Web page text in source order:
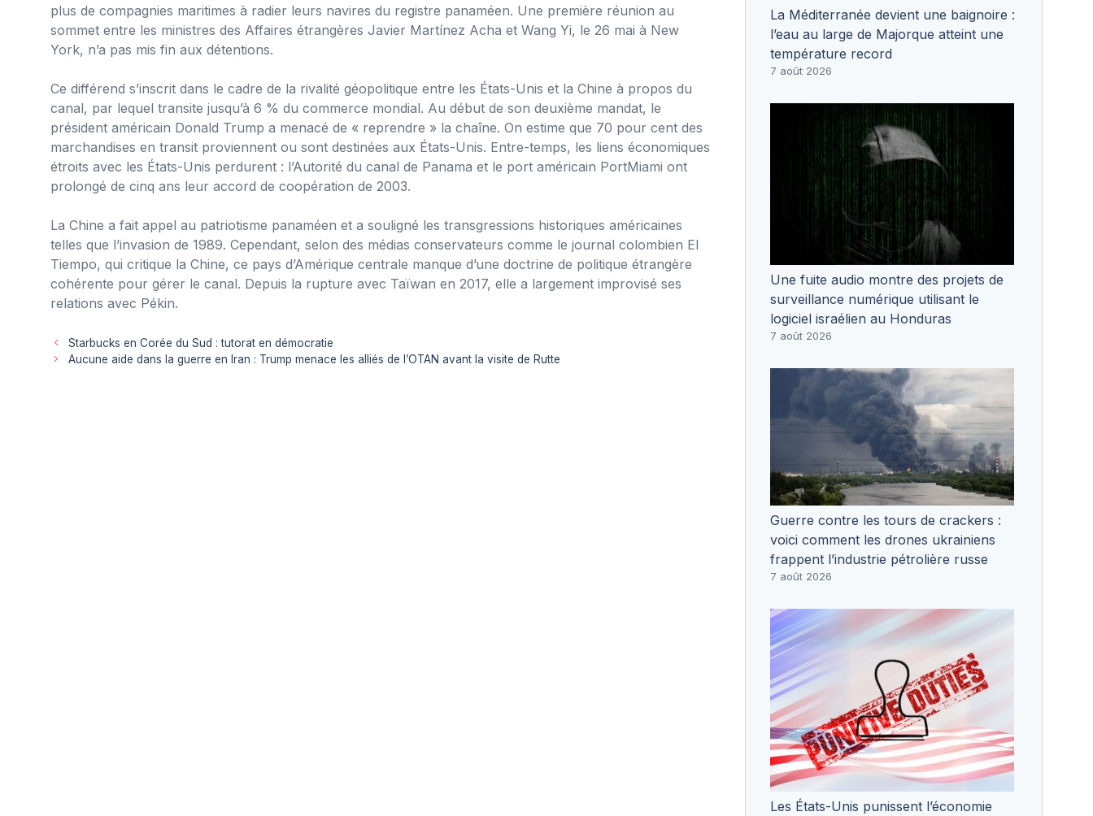
plus de compagnies maritimes à radier leurs navires du registre panaméen. Une première réunion au
sommet entre les ministres des Affaires étrangères Javier Martínez Acha et Wang Yi, le 26 mai à New
York, n’a pas mis fin aux détentions.
Ce différend s’inscrit dans le cadre de la rivalité géopolitique entre les États-Unis et la Chine à propos du
canal, par lequel transite jusqu’à 6 % du commerce mondial. Au début de son deuxième mandat, le
président américain Donald Trump a menacé de « reprendre » la chaîne. On estime que 70 pour cent des
marchandises en transit proviennent ou sont destinées aux États-Unis. Entre-temps, les liens économiques
étroits avec les États-Unis perdurent : l’Autorité du canal de Panama et le port américain PortMiami ont
prolongé de cinq ans leur accord de coopération de 2003.
La Chine a fait appel au patriotisme panaméen et a souligné les transgressions historiques américaines
telles que l’invasion de 1989. Cependant, selon des médias conservateurs comme le journal colombien El
Tiempo, qui critique la Chine, ce pays d’Amérique centrale manque d’une doctrine de politique étrangère
cohérente pour gérer le canal. Depuis la rupture avec Taïwan en 2017, elle a largement improvisé ses
relations avec Pékin.
Starbucks en Corée du Sud : tutorat en démocratie
Aucune aide dans la guerre en Iran : Trump menace les alliés de l’OTAN avant la visite de Rutte
La Méditerranée devient une baignoire :
l’eau au large de Majorque atteint une
température record
7 août 2026
Une fuite audio montre des projets de
surveillance numérique utilisant le
logiciel israélien au Honduras
7 août 2026
Guerre contre les tours de crackers :
voici comment les drones ukrainiens
frappent l’industrie pétrolière russe
7 août 2026
Les États-Unis punissent l’économie